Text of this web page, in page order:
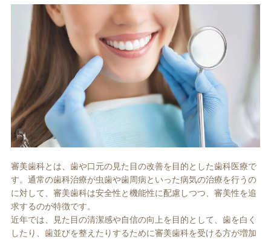
審美歯科とは、歯や口元の見た目の改善を目的とした歯科医療で
す。通常の歯科治療が虫歯や歯周病といった病気の治療を行うの
に対して、審美歯科は安全性と機能性に配慮しつつ、審美性を追
求するのが特徴です。
近年では、見た目の清潔感や自信の向上を目的として、歯を白く
したり、歯並びを整えたりするために審美歯科を受ける方が増加